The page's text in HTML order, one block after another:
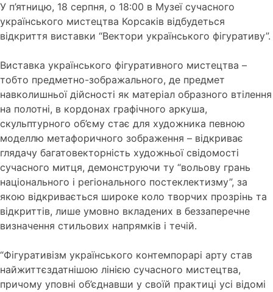
У п’ятницю, 18 серпня, о 18:00 в Музеї сучасного
українського мистецтва Корсаків відбудеться
відкриття виставки “Вектори українського фігуративу”.
Виставка українського фігуративного мистецтва –
тобто предметно-зображального, де предмет
навколишньої дійсності як матеріал образного втілення
на полотні, в кордонах графічного аркуша,
скульптурного об’єму стає для художника певною
моделлю метафоричного зображення – відкриває
глядачу багатовекторність художньої свідомості
сучасного митця, демонструючи ту “вольову грань
національного і регіонального постеклектизму”, за
якою відкривається широке коло творчих прозрінь та
відкриттів, лише умовно вкладених в беззаперечне
визначення стильових напрямків і течій.
“Фігуративізм українського контемпорарі арту став
найжиттєздатнішою лінією сучасного мистецтва,
причому уповні об’єднавши у своїй практиці усі відомі